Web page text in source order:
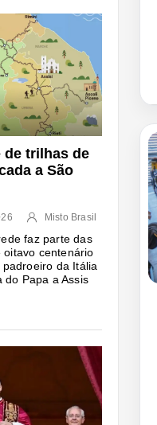
de trilhas de
a São
Misto Brasil
faz parte das
oitavo centenário
da Itália
do Papa a Assis